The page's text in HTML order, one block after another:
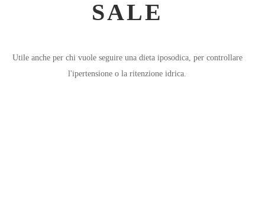
SALE
Utile anche per chi vuole seguire una dieta iposodica, per controllare
l'ipertensione o la ritenzione idrica.